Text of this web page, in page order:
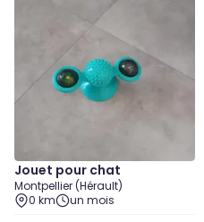
Jouet pour chat
Montpellier (Hérault)
0 km
un mois